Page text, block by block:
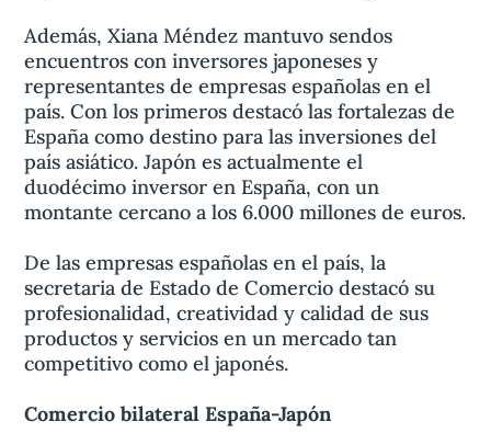
Además, Xiana Méndez mantuvo sendos
encuentros con inversores japoneses y
representantes de empresas españolas en el
país. Con los primeros destacó las fortalezas de
España como destino para las inversiones del
país asiático. Japón es actualmente el
duodécimo inversor en España, con un
montante cercano a los 6.000 millones de euros.
De las empresas españolas en el país, la
secretaria de Estado de Comercio destacó su
profesionalidad, creatividad y calidad de sus
productos y servicios en un mercado tan
competitivo como el japonés.
Comercio bilateral España-Japón